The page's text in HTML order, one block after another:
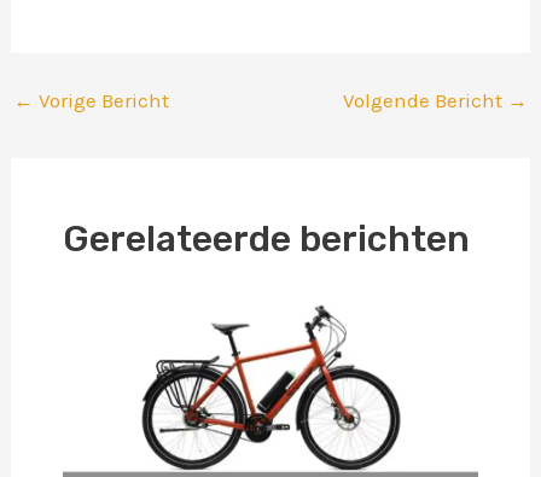
← Vorige Bericht Volgende Bericht →
Gerelateerde berichten